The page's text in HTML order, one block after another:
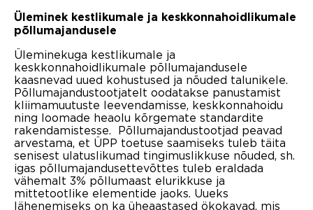
Üleminek kestlikumale ja keskkonnahoidlikumale
põllumajandusele
Üleminekuga kestlikumale ja
keskkonnahoidlikumale põllumajandusele
kaasnevad uued kohustused ja nõuded talunikele.
Põllumajandustootjatelt oodatakse panustamist
kliimamuutuste leevendamisse, keskkonnahoidu
ning loomade heaolu kõrgemate standardite
rakendamistesse. Põllumajandustootjad peavad
arvestama, et ÜPP toetuse saamiseks tuleb täita
senisest ulatuslikumad tingimuslikkuse nõuded, sh.
igas põllumajandusettevõttes tuleb eraldada
vähemalt 3% põllumaast elurikkuse ja
mittetootlike elementide jaoks. Uueks
lähenemiseks on ka üheaastased ökokavad, mis